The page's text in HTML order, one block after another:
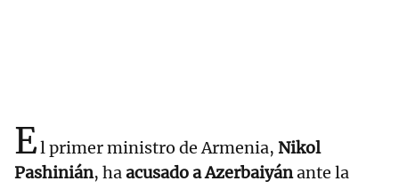
El primer ministro de Armenia, Nikol
Pashinián, haacusado a Azerbaiyánante la